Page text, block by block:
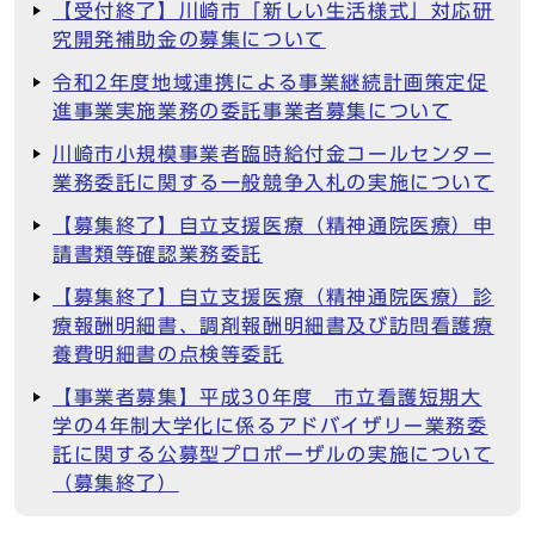
【受付終了】川崎市「新しい生活様式」対応研
究開発補助金の募集について
令和2年度地域連携による事業継続計画策定促
進事業実施業務の委託事業者募集について
川崎市小規模事業者臨時給付金コールセンター
業務委託に関する一般競争入札の実施について
【募集終了】自立支援医療（精神通院医療）申
請書類等確認業務委託
【募集終了】自立支援医療（精神通院医療）診
療報酬明細書、調剤報酬明細書及び訪問看護療
養費明細書の点検等委託
【事業者募集】平成30年度 市立看護短期大
学の4年制大学化に係るアドバイザリー業務委
託に関する公募型プロポーザルの実施について
（募集終了）